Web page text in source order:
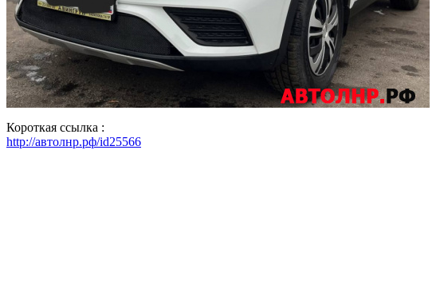
Короткая ссылка :
http://автолнр.рф/id25566